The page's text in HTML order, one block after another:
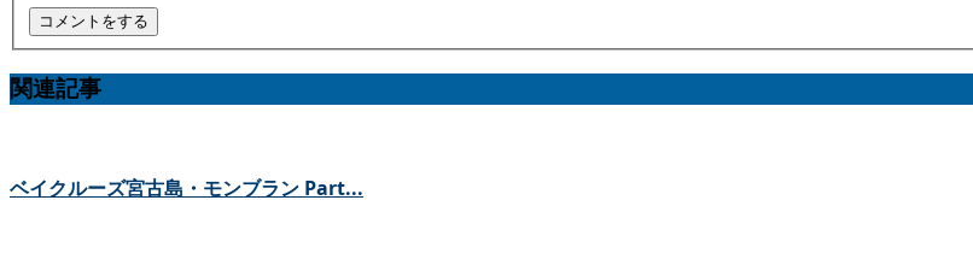
関連記事
ベイクルーズ宮古島・モンブラン Part...